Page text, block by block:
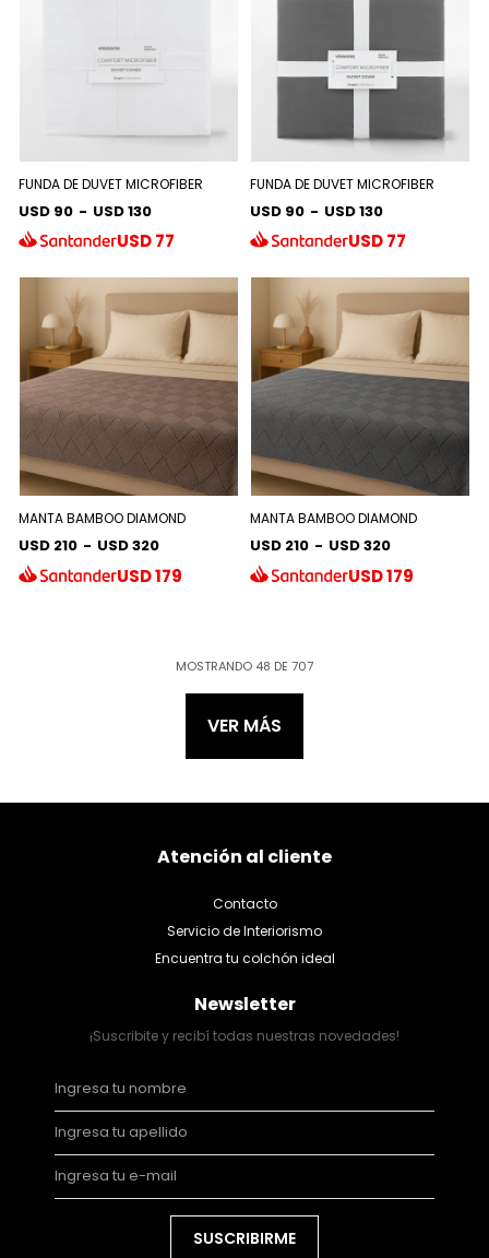
FUNDA DE DUVET MICROFIBER
USD 90 - USD 130
USD77
FUNDA DE DUVET MICROFIBER
USD 90 - USD 130
USD77
MANTA BAMBOO DIAMOND
USD 210 - USD 320
USD179
MANTA BAMBOO DIAMOND
USD 210 - USD 320
USD179
MOSTRANDO 48 DE 707
VER MÁS
Atención al cliente
Contacto
Servicio de Interiorismo
Encuentra tu colchón ideal
Newsletter
¡Suscribite y recibí todas nuestras novedades!
SUSCRIBIRME